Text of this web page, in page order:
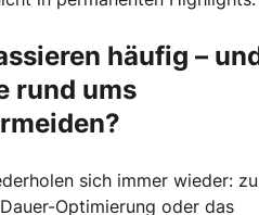
häufig –
rund ums
sich immer wieder: zu
Optimierung oder das